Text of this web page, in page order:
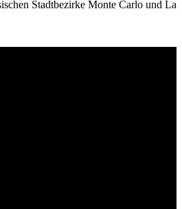
Stadtbezirke Monte Carlo und La